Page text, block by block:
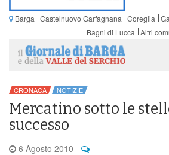
Barga Castelnuovo Garfagnana Coreglia
Bagni di Lucca Altri
CRONACA NOTIZIE
Mercatino sotto le
successo
6 Agosto 2010 -